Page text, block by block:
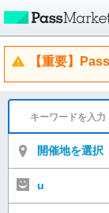
【重要】
開催地を選択
u